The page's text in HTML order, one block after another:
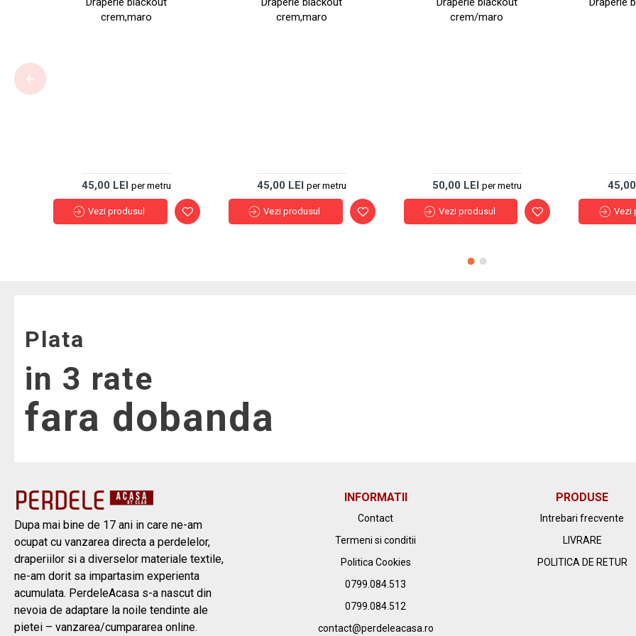
crem,maro
45,00 LEIper metru
Vezi produsul
crem,maro
45,00 LEIper metru
Vezi produsul
crem/maro
50,00 LEI per metru
Vezi produsul Vezi
Plata
in 3 rate
fara dobanda
Dupa mai bine de 17 ani in care ne-am
ocupat cu vanzarea directa a perdelelor,
draperiilor si a diverselor materiale textile,
ne-am dorit sa impartasim experienta
acumulata. PerdeleAcasa s-a nascut din
nevoia de adaptare la noile tendinte ale
pietei – vanzarea/cumpararea online.
INFORMATII
Contact
Termeni si conditii
Politica Cookies
0799.084.513
0799.084.512
contact@perdeleacasa.ro
PRODUSE
Intrebari frecvente
LIVRARE
POLITICA DE RETUR